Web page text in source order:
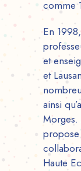
comme
En
et
et
ainsi
Haute